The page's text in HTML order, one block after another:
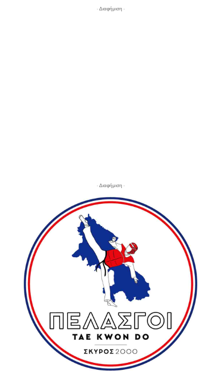
- Διαφήμιση -
- Διαφήμιση -